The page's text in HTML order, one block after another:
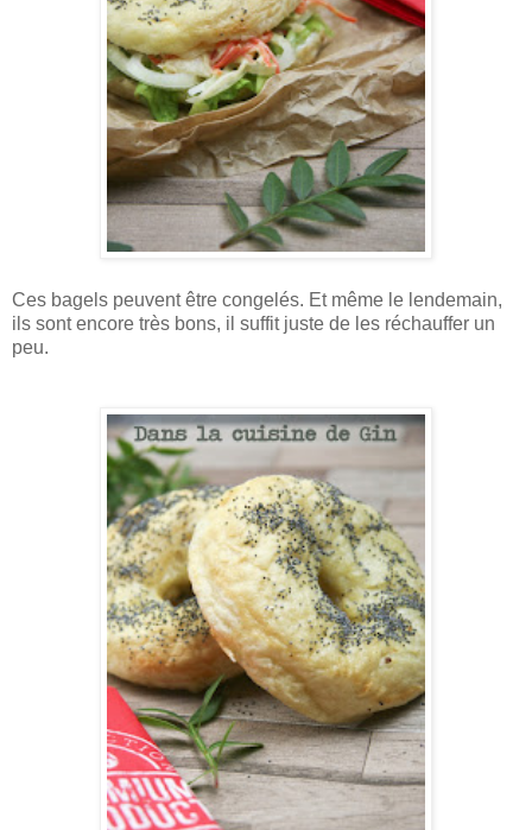
Ces bagels peuvent être congelés. Et même le lendemain,
ils sont encore très bons, il suffit juste de les réchauffer un
peu.